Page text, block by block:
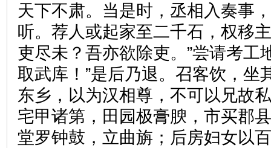
天下不肃。当是时，丞相入奏事
听。荐人或起家至二千石，权移
吏尽未？吾亦欲除吏。”尝请考工
取武库！”是后乃退。召客饮，坐
东乡，以为汉相尊，不可以兄故
宅甲诸第，田园极膏腴，市买郡
堂罗钟鼓，立曲旃；后房妇女以